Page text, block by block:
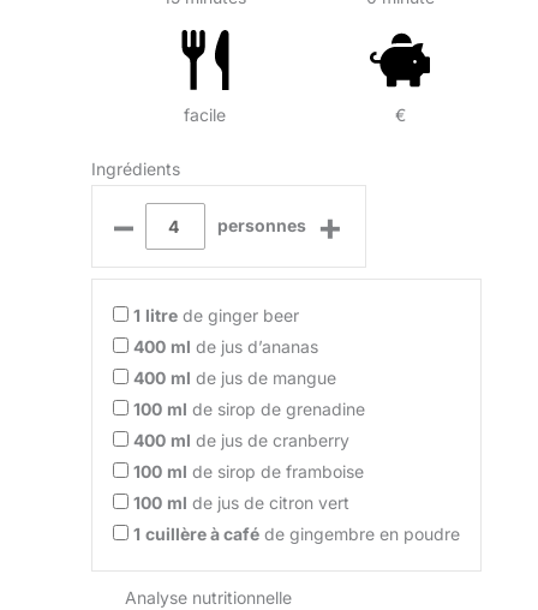
facile €
Ingrédients
– personnes +
1 litre de ginger beer
400 ml de jus d’ananas
400 ml de jus de mangue
100 ml de sirop de grenadine
400 ml de jus de cranberry
100 ml de sirop de framboise
100 ml de jus de citron vert
1 cuillère à café de gingembre en poudre
Analyse nutritionnelle